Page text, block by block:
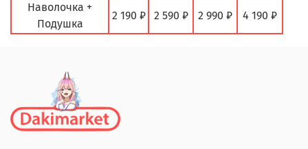
Наволочка +
Подушка
2 190 ₽ 2 590 ₽ 2 990 ₽ 4 190 ₽